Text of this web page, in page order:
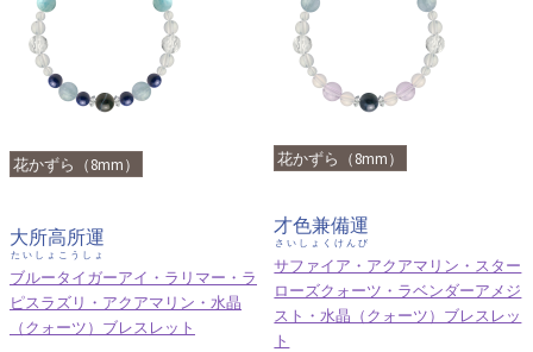
花かずら（8mm）
大所高所運
たいしょこうしょ
ブルータイガーアイ・ラリマー・ラ
ピスラズリ・アクアマリン・水晶
（クォーツ）ブレスレット
花かずら（8mm）
才色兼備運
さいしょくけんび
サファイア・アクアマリン・スター
ローズクォーツ・ラベンダーアメジ
スト・水晶（クォーツ）ブレスレッ
ト